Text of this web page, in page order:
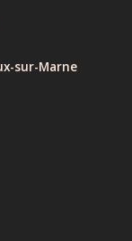
sur-Marne